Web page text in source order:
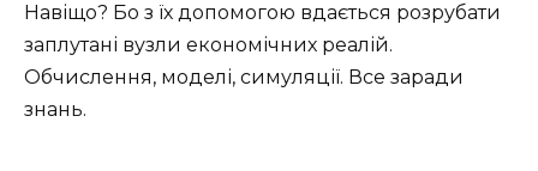
Навіщо? Бо з їх допомогою вдається розрубати
заплутані вузли економічних реалій.
Обчислення, моделі, симуляції. Все заради
знань.